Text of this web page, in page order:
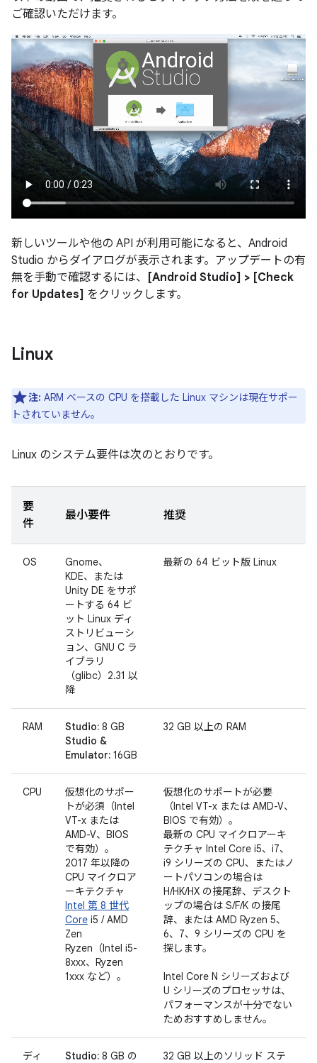
ご確認いただけます。
新しいツールや他の API が利用可能になると、Android
Studio からダイアログが表示されます。アップデートの有
無を手動で確認するには、
[Android Studio] > [Check
for Updates] をクリックします。
Linux
注: ARM ベースの CPU を搭載した Linux マシンは現在サポー
トされていません。
Linux のシステム要件は次のとおりです。
要
件
最小要件 推奨
OS
Gnome、
KDE、または
Unity DE をサポ
ートする 64 ビ
ット Linux ディ
ストリビューシ
ョン、GNU C ラ
イブラリ
（glibc）2.31 以
降
最新の 64 ビット版 Linux
RAM Studio: 8 GB
Studio &
Emulator: 16GB
32 GB 以上の RAM
CPU
仮想化のサポー
トが必須（Intel
VT-x または
AMD-V、BIOS
で有効）。
2017 年以降の
CPU マイクロア
ーキテクチャ
Intel 第 8 世代
Core i5 / AMD
Zen
Ryzen（Intel i5-
8xxx、Ryzen
1xxx など）。
仮想化のサポートが必要
（Intel VT-x または AMD-V、
BIOS で有効）。
最新の CPU マイクロアーキ
テクチャ Intel Core i5、i7、
i9 シリーズの CPU、またはノ
ートパソコンの場合は
H/HK/HX の接尾辞、デスクト
ップの場合は S/F/K の接尾
辞、または AMD Ryzen 5、
6、7、9 シリーズの CPU を
探します。
Intel Core N シリーズおよび
U シリーズのプロセッサは、
パフォーマンスが十分でない
ためおすすめしません。
ディ
Studio: 8 GB の
32 GB 以上のソリッド ステ